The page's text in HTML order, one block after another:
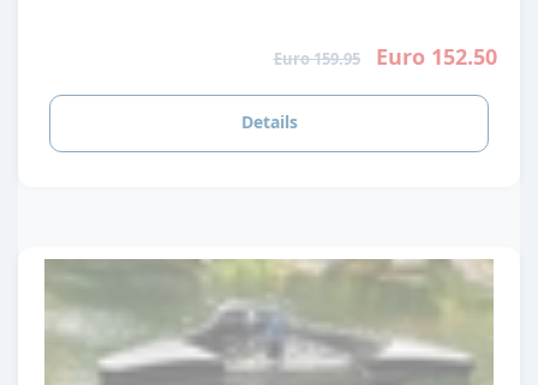
Euro 159.95 Euro 152.50
Details